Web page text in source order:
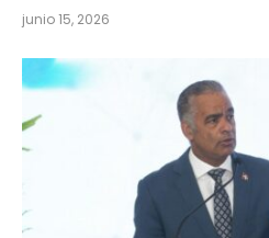
junio 15, 2026